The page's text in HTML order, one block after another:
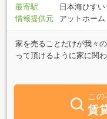
最寄駅
日本海ひす
情報提供元
アットホーム
家を売ることだけが我々
って頂けるように家に関
借入、土地探し、登記、
るよう誠心誠意がんばり
フが、日当たりや風雪、
を提供いたします。直江
こ
賃